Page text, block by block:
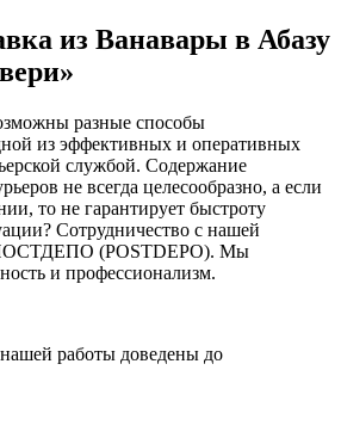
из Ванавары в Абазу
разные способы
из эффективных и оперативных
службой. Содержание
не всегда целесообразно, а если
то не гарантирует быстроту
Сотрудничество с нашей
ПОСТДЕПО (POSTDEPO). Мы
и профессионализм.
работы доведены до